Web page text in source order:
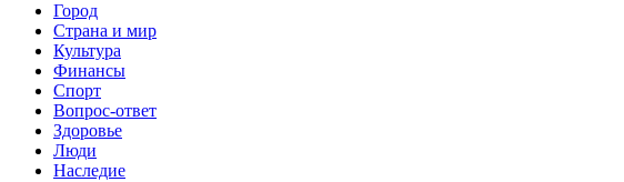
Город
Страна и мир
Культура
Финансы
Спорт
Вопрос-ответ
Здоровье
Люди
Наследие